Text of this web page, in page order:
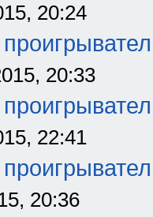
20:24
20:33
22:41
20:36